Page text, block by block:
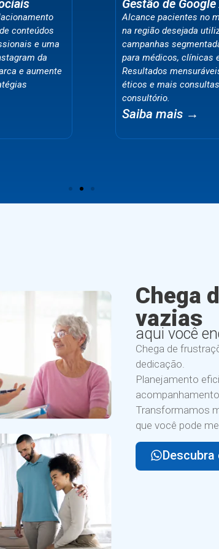
de Google Ads
pacientes no momento certo e
na região desejada utilizando
segmentadas do Google Ads
médicos, clínicas e consultórios.
mensuráveis, anúncios
e mais consultas para seu
Chega
vazias
aqui você
Chega de
dedicação.
Planejamento
Transformamos
que você pode